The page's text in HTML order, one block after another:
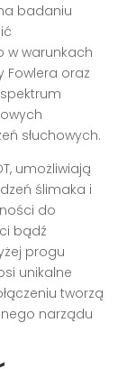
badaniu
w warunkach
Fowlera oraz
słuchowych.
umożliwiają
ślimaka i
do
bądź
progu
unikalne
tworzą
narządu